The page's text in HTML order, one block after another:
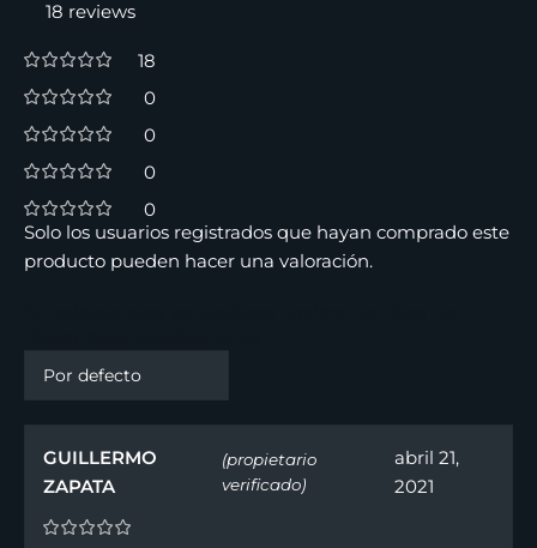
18 reviews
18
0
0
0
0
GUILLERMO
ZAPATA
(propietario
verificado)
abril 21,
2021
Solo los usuarios registrados que hayan comprado este
producto pueden hacer una valoración.